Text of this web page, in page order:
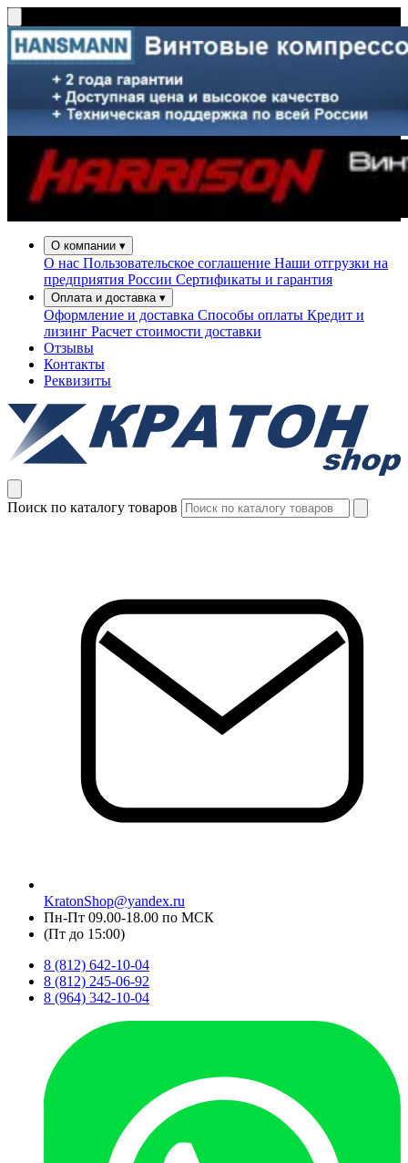
О компании ▾
О нас Пользовательское соглашение Наши отгрузки на
предприятия России Сертификаты и гарантия
Оплата и доставка ▾
Оформление и доставка Способы оплаты Кредит и
лизинг Расчет стоимости доставки
Отзывы
Контакты
Реквизиты
Поиск по каталогу товаров
KratonShop@yandex.ru
Пн-Пт 09.00-18.00 по МСК
(Пт до 15:00)
8 (812) 642-10-04
8 (812) 245-06-92
8 (964) 342-10-04